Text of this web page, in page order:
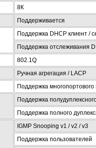
8К
Поддерживается
Поддержка DHCP клиент /
Поддержка отслеживания
802.1Q
Ручная агрегация / LACP
Поддержка
Поддержка
Поддержка полного
IGMP Snooping v1 / v2 / v3
Поддержка пользователей